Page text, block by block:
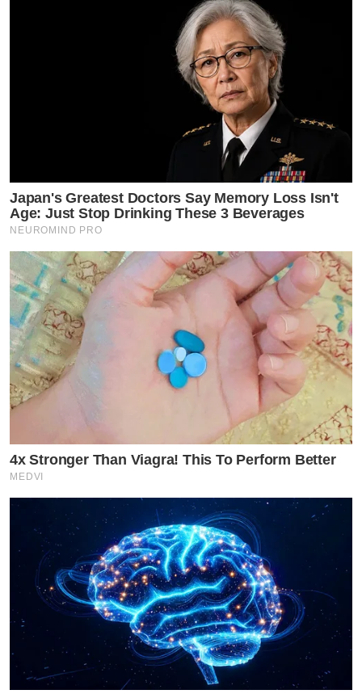
Japan's Greatest Doctors Say Memory Loss Isn't
Age: Just Stop Drinking These 3 Beverages
NEUROMIND PRO
4x Stronger Than Viagra! This To Perform Better
MEDVI